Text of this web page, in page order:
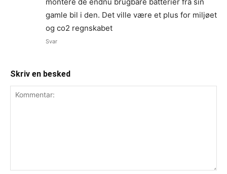
gamle bil i den. Det ville være et plus for miljøet
og co2 regnskabet
Svar
Skriv en besked